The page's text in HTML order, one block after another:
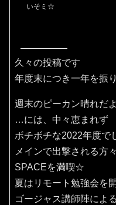
いそミ☆
久々の投稿です
年度末につき一年を振
週末のピーカン晴れだ
…には、中々恵まれず
ボチボチな2022年度で
メインで出撃される方
SPACEを満喫☆
夏はリモート勉強会を
ゴージャス講師陣による